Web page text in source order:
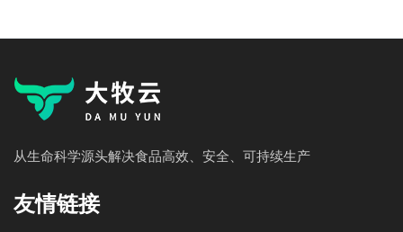
从生命科学源头解决食品高效、安全、可持续生产
友情链接